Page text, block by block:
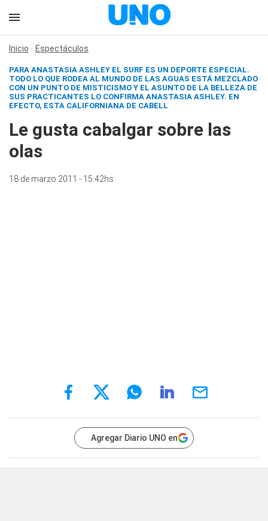
Inicio Espectáculos
PARA ANASTASIA ASHLEY EL SURF ES UN DEPORTE ESPECIAL.
TODO LO QUE RODEA AL MUNDO DE LAS AGUAS ESTÁ MEZCLADO
CON UN PUNTO DE MISTICISMO Y EL ASUNTO DE LA BELLEZA DE
SUS PRACTICANTES LO CONFIRMA ANASTASIA ASHLEY. EN
EFECTO, ESTA CALIFORNIANA DE CABELL
Le gusta cabalgar sobre las
olas
18 de marzo 2011 - 15:42hs
Agregar Diario UNO en